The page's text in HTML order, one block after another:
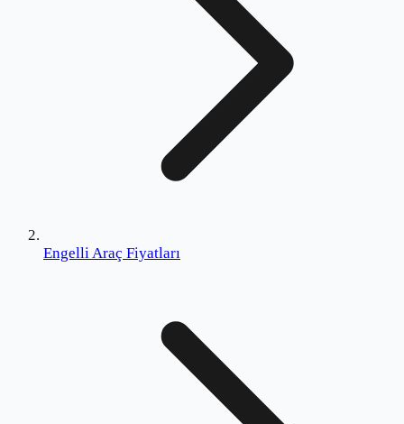
Engelli Araç Fiyatları